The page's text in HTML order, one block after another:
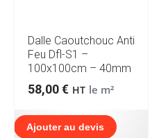
Dalle Caoutchouc Anti
Feu Dfl-S1 –
100x100cm – 40mm
58,00€ HT le m²
Ajouter au devis